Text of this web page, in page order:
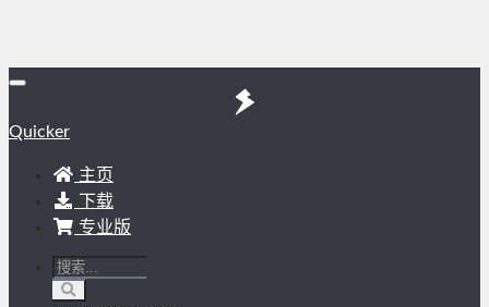
Quicker
主页
下载
专业版